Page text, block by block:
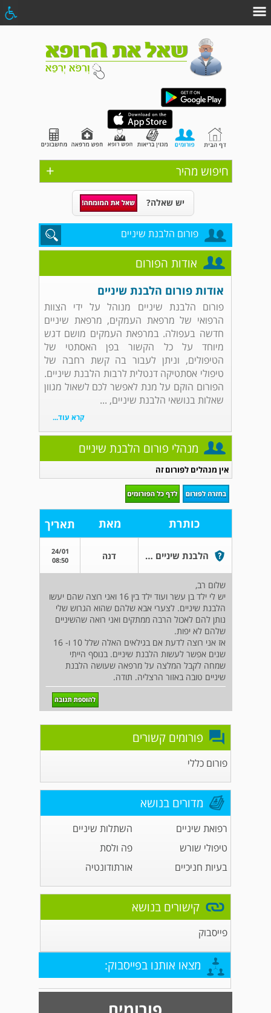
+ חיפוש מהיר
יש שאלה?
פורום הלבנת שיניים
אודות הפורום
אודות פורום הלבנת שיניים
פורום הלבנת שיניים מנוהל על ידי הצוות
הרפואי של מרפאת העמקים, מרפאת שיניים
חדשה בעפולה. במרפאת העמקים מושם דגש
מיוחד על כל הקשור בפן האסתטי של
הטיפולים, וניתן לעבור בה קשת רחבה של
טיפולי אסתטיקה דנטלית לרבות הלבנת שיניים.
הפורום הוקם על מנת לאפשר לכם לשאול מגוון
שאלות בנושאי הלבנת שיניים, ...
קרא עוד...
מנהלי פורום הלבנת שיניים
אין מנהלים לפורום זה
כותרת מאת תאריך
הלבנת שיניים לילד ונער דנה
24/01
08:50
שלום רב,
יש לי ילד בן עשר ועוד ילד בין 16 ואני רוצה שהם יעשו
הלבנת שיניים. לצערי אבא שלהם שהוא הגרוש שלי
נותן להם לאכול הרבה ממתקים ואני רואה שהשיניים
שלהם לא יפות.
אז אני רוצה לדעת אם בגילאים האלה שלל 10 ו- 16
שנים אפשר לעשות הלבנת שיניים. בנוסף הייתי
שמחה לקבל המלצה על מרפאה שעושה הלבנת
שיניים טובה באזור הרצליה. תודה.
פורומים קשורים
פורום כללי
מדורים בנושא
רפואת שיניים
השתלות שיניים
טיפולי שורש
פה ולסת
בעיות חניכיים
אורתודונטיה
קישורים בנושא
פייסבוק
מצאו אותנו בפייסבוק: